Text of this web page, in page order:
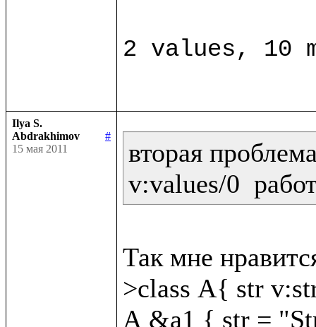
Ilya S.
Abdrakhimov
#
15 мая 2011
вторая
v:values/0
Так мне
>class A{ str
A &a1 { str =